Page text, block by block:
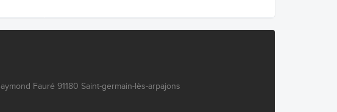
Fauré 91180 Saint-germain-lès-arpajons